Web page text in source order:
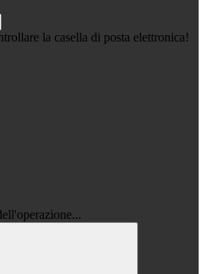
la casella di posta elettronica!